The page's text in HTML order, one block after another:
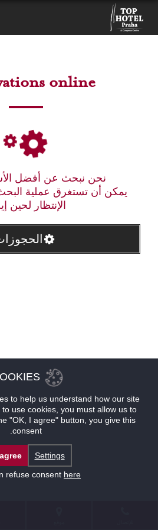
online
نحن نبحث عن أفضل
يمكن أن تستغرق عملية
الإنتظار لحين
to help us understand how our site
use cookies, you must allow us to
"OK, I agree" button, you give this
consent.
Settings
refuse consent here